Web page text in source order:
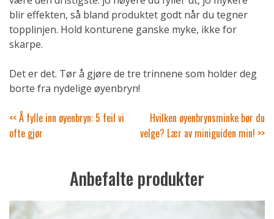
blir effekten, så bland produktet godt når du tegner
topplinjen. Hold konturene ganske myke, ikke for
skarpe.
Det er det. Tør å gjøre de tre trinnene som holder deg
borte fra nydelige øyenbryn!
Innleggsnavigasjon
<< Å fylle inn øyenbryn: 5 feil vi
ofte gjør
Hvilken øyenbrynsminke bør du
velge? Lær av miniguiden min! >>
Anbefalte produkter